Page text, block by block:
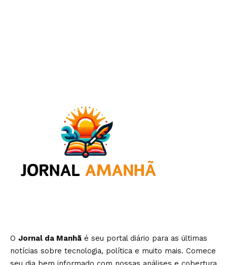
O Jornal da Manhã é seu portal diário para as últimas
notícias sobre tecnologia, política e muito mais. Comece